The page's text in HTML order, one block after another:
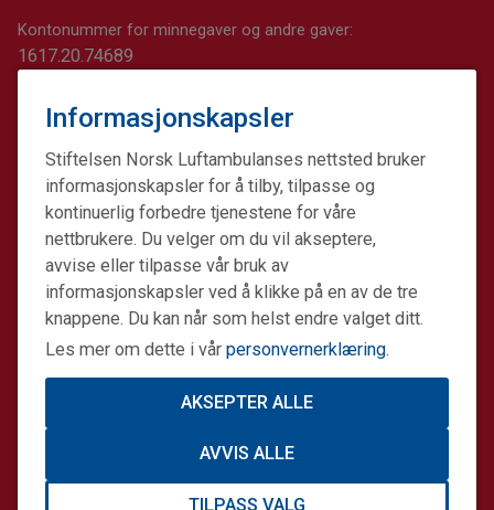
Informasjonskapsler
Stiftelsen Norsk Luftambulanses nettsted bruker
informasjonskapsler for å tilby, tilpasse og
kontinuerlig forbedre tjenestene for våre
nettbrukere. Du velger om du vil akseptere,
avvise eller tilpasse vår bruk av
informasjonskapsler ved å klikke på en av de tre
knappene. Du kan når som helst endre valget ditt.
Les mer om dette i vår personvernerklæring.
AKSEPTER ALLE
AVVIS ALLE
TILPASS VALG
Kontonummer for minnegaver og andre gaver:
1617.20.74689
Stiftelsen Norsk Luftambulanse er en ideell stiftelse.
Formålet er å fremme avansert prehospital akuttmedisin.
Stiftelsens datterselskap Norsk Luftambulanse Helikopter